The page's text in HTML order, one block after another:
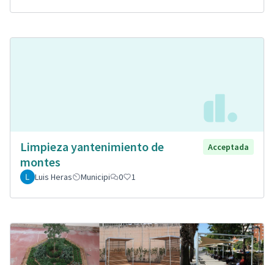
Limpieza yantenimiento de
montes
Acceptada
Luis Heras Municipi 0 1